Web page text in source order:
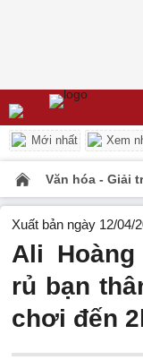
Mới nhất Xem
Văn hóa - Giải
Xuất bản ngày 12/04/
Ali
rủ bạn
chơi đến